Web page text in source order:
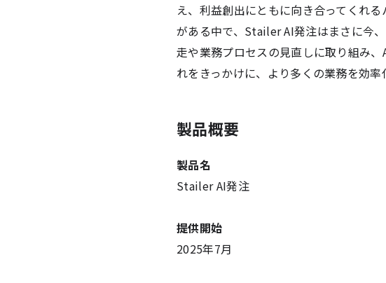
え、利益創出にともに向き合ってくれ
がある中で、Stailer AI発注はまさに今
走や業務プロセスの見直しに取り組み
れをきっかけに、より多くの業務を効
製品概要
製品名
Stailer AI発注
提供開始
2025年7月